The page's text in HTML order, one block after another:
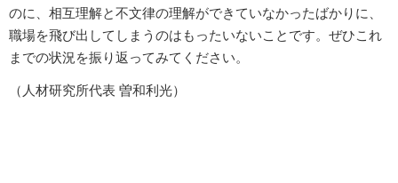
のに、相互理解と不文律の理解ができていなかったばかりに、
職場を飛び出してしまうのはもったいないことです。ぜひこれ
までの状況を振り返ってみてください。
（人材研究所代表 曽和利光）